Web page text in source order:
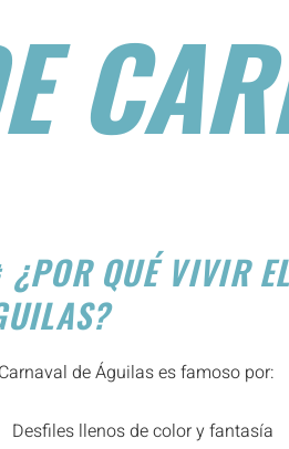
QUÉ VIVIR
Carnaval de Águilases famoso por:
Desfiles llenos de color y fantasía